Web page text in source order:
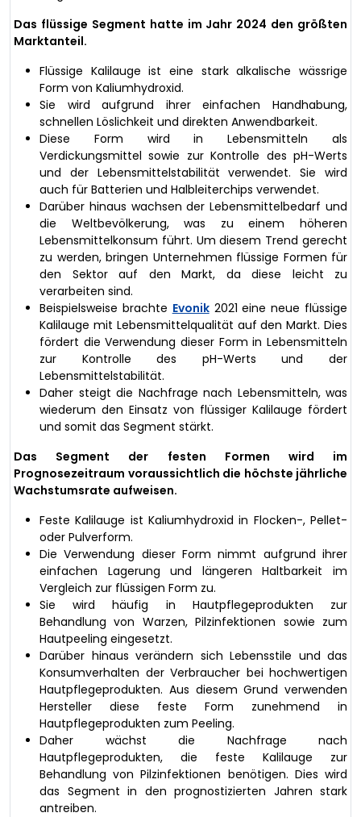
Das flüssige Segment hatte im Jahr 2024 den größten
Marktanteil.
Flüssige Kalilauge ist eine stark alkalische wässrige
Form von Kaliumhydroxid.
Sie wird aufgrund ihrer einfachen Handhabung,
schnellen Löslichkeit und direkten Anwendbarkeit.
Diese Form wird in Lebensmitteln als
Verdickungsmittel sowie zur Kontrolle des pH-Werts
und der Lebensmittelstabilität verwendet. Sie wird
auch für Batterien und Halbleiterchips verwendet.
Darüber hinaus wachsen der Lebensmittelbedarf und
die Weltbevölkerung, was zu einem höheren
Lebensmittelkonsum führt. Um diesem Trend gerecht
zu werden, bringen Unternehmen flüssige Formen für
den Sektor auf den Markt, da diese leicht zu
verarbeiten sind.
Beispielsweise brachte Evonik2021 eine neue flüssige
Kalilauge mit Lebensmittelqualität auf den Markt. Dies
fördert die Verwendung dieser Form in Lebensmitteln
zur Kontrolle des pH-Werts und der
Lebensmittelstabilität.
Daher steigt die Nachfrage nach Lebensmitteln, was
wiederum den Einsatz von flüssiger Kalilauge fördert
und somit das Segment stärkt.
Das Segment der festen Formen wird im
Prognosezeitraum voraussichtlich die höchste jährliche
Wachstumsrate aufweisen.
Feste Kalilauge ist Kaliumhydroxid in Flocken-, Pellet-
oder Pulverform.
Die Verwendung dieser Form nimmt aufgrund ihrer
einfachen Lagerung und längeren Haltbarkeit im
Vergleich zur flüssigen Form zu.
Sie wird häufig in Hautpflegeprodukten zur
Behandlung von Warzen, Pilzinfektionen sowie zum
Hautpeeling eingesetzt.
Darüber hinaus verändern sich Lebensstile und das
Konsumverhalten der Verbraucher bei hochwertigen
Hautpflegeprodukten. Aus diesem Grund verwenden
Hersteller diese feste Form zunehmend in
Hautpflegeprodukten zum Peeling.
Daher wächst die Nachfrage nach
Hautpflegeprodukten, die feste Kalilauge zur
Behandlung von Pilzinfektionen benötigen. Dies wird
das Segment in den prognostizierten Jahren stark
antreiben.